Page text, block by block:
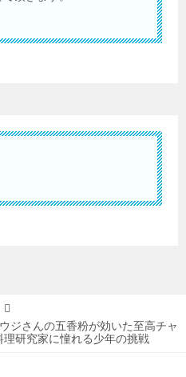
ジさんの五香粉が効いた至高チャ
研究家に憧れる少年の挑戦